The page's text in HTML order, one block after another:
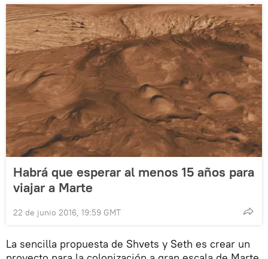
Habrá que esperar al menos 15 años para
viajar a Marte
22 de junio 2016, 19:59 GMT
La sencilla propuesta de Shvets y Seth es crear un